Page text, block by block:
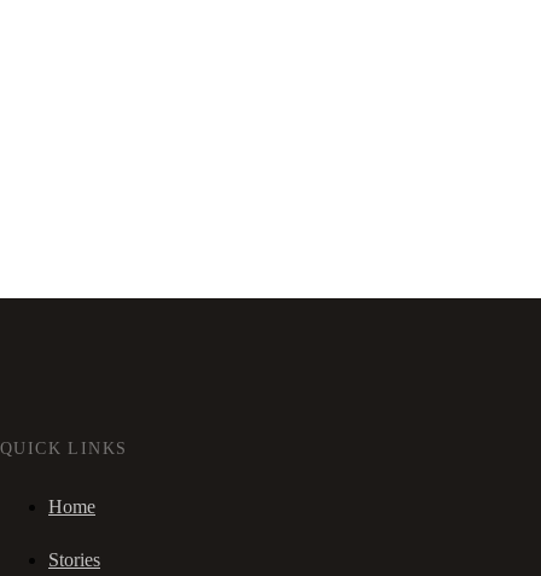
QUICK LINKS
Home
Stories